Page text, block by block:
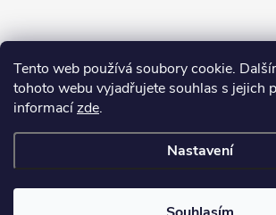
Tento web používá soubory cookie.
tohoto webu vyjadřujete souhlas s jejich
informacízde.
Nastavení
Copyright 2026Můj e-shop. Všechna